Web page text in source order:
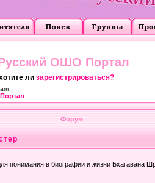
ОШО Портал
ли зарегистрироваться?
Форум
понимания в биографии и жизни Бхагавана